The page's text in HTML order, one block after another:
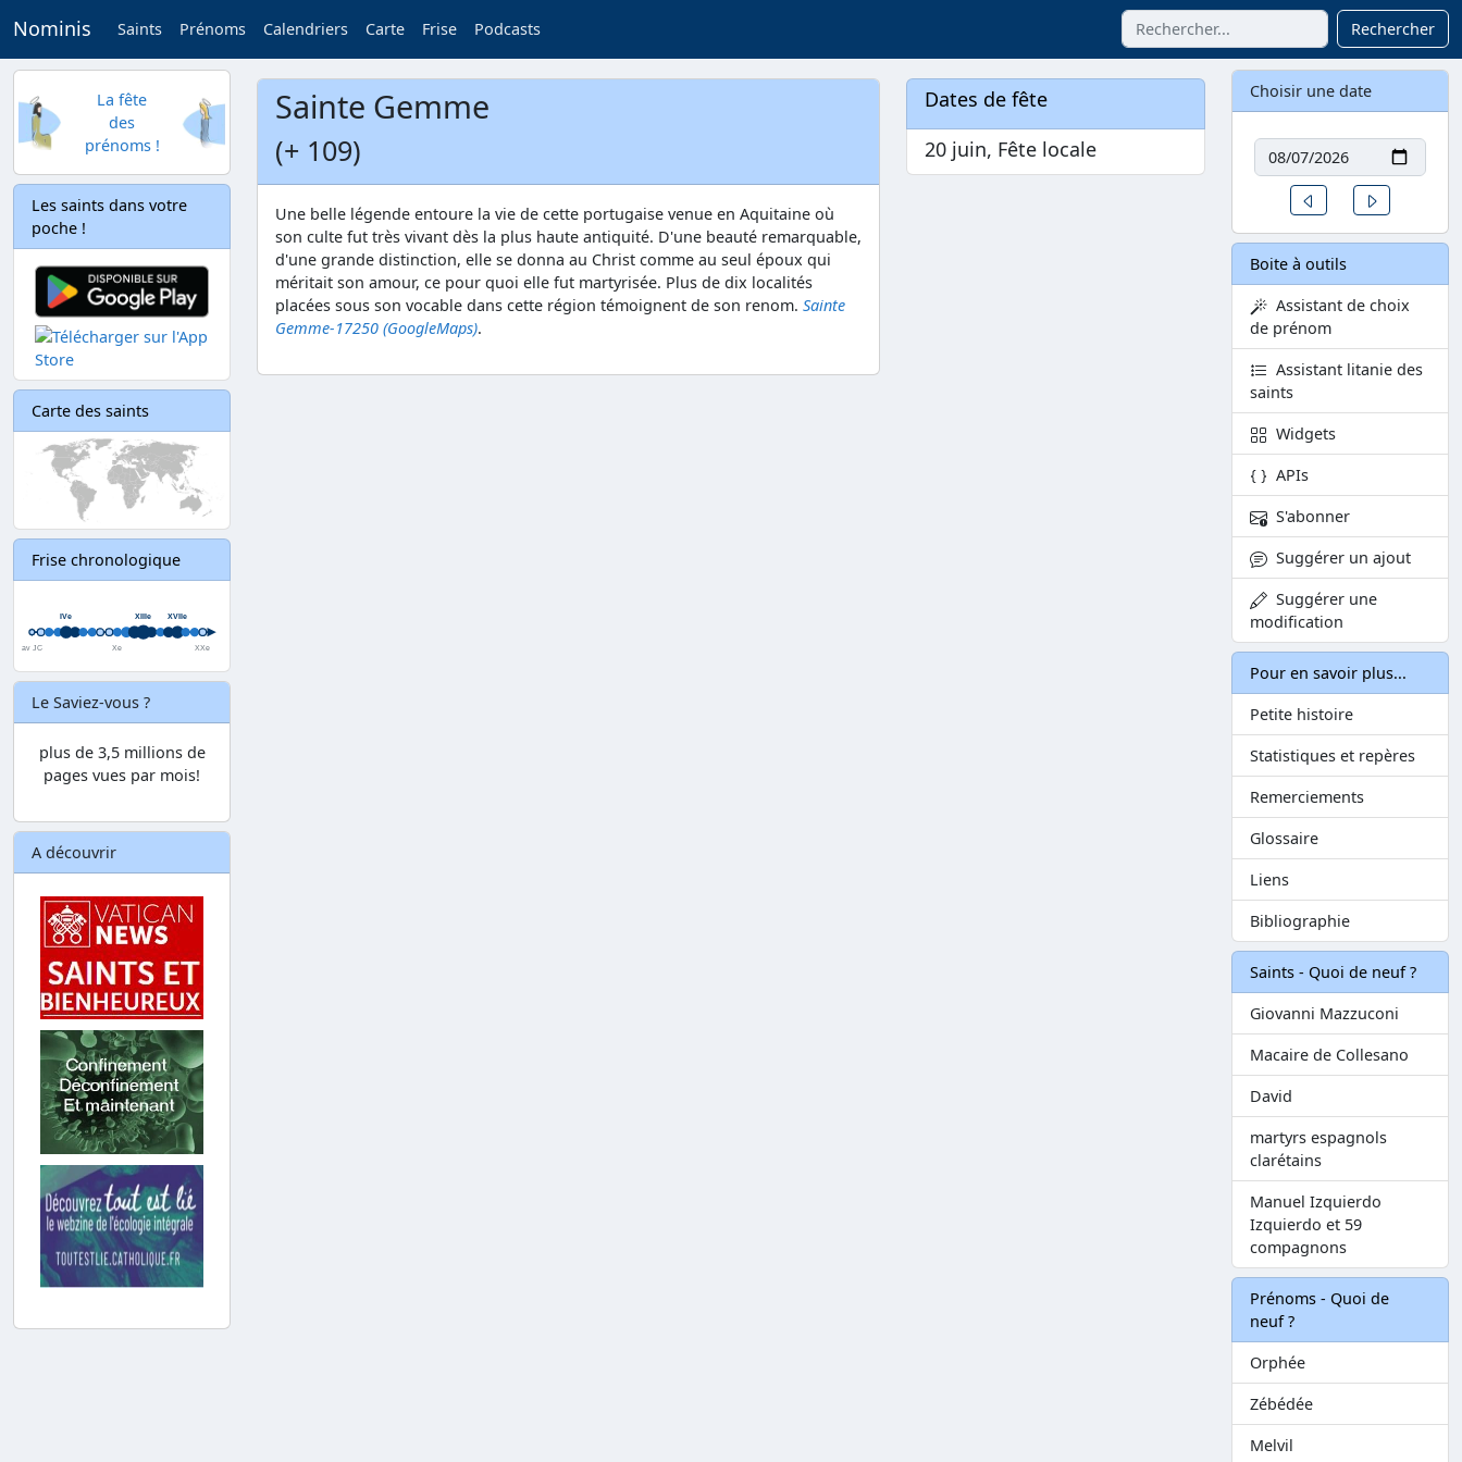
Nominis Saints Prénoms Calendriers Carte Frise Podcasts Rechercher
La fête
des
prénoms !
Les saints dans votre
poche !
Carte des saints
Frise chronologique
Le Saviez-vous ?
plus de 3,5 millions de
pages vues par mois!
A découvrir
Sainte Gemme
(+ 109)
Une belle légende entoure la vie de cette portugaise venue en Aquitaine où
son culte fut très vivant dès la plus haute antiquité. D'une beauté remarquable,
d'une grande distinction, elle se donna au Christ comme au seul époux qui
méritait son amour, ce pour quoi elle fut martyrisée. Plus de dix localités
placées sous son vocable dans cette région témoignent de son renom. Sainte
Gemme-17250 (GoogleMaps).
Dates de fête
20 juin, Fête locale
Choisir une date
Date
Un jour avant
Boite à outils
Assistant de choix
de prénom
Assistant litanie des
saints
Widgets
APIs
S'abonner
Suggérer un ajout
Suggérer une
modification
Pour en savoir plus...
Petite histoire
Statistiques et repères
Remerciements
Glossaire
Liens
Bibliographie
Saints - Quoi de neuf ?
Giovanni Mazzuconi
Macaire de Collesano
David
martyrs espagnols
clarétains
Manuel Izquierdo
Izquierdo et 59
compagnons
Prénoms - Quoi de
neuf ?
Orphée
Zébédée
Melvil